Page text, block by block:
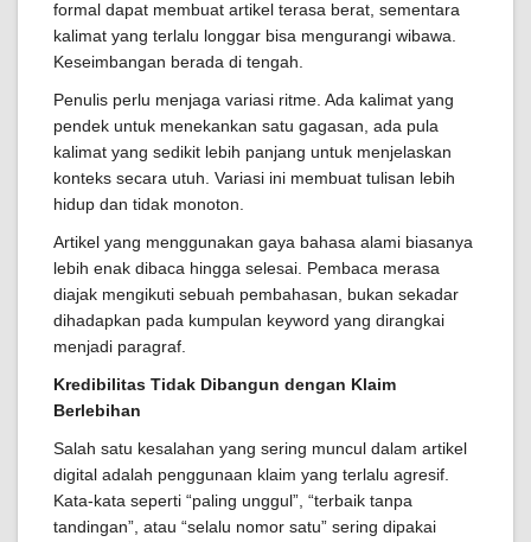
formal dapat membuat artikel terasa berat, sementara
kalimat yang terlalu longgar bisa mengurangi wibawa.
Keseimbangan berada di tengah.
Penulis perlu menjaga variasi ritme. Ada kalimat yang
pendek untuk menekankan satu gagasan, ada pula
kalimat yang sedikit lebih panjang untuk menjelaskan
konteks secara utuh. Variasi ini membuat tulisan lebih
hidup dan tidak monoton.
Artikel yang menggunakan gaya bahasa alami biasanya
lebih enak dibaca hingga selesai. Pembaca merasa
diajak mengikuti sebuah pembahasan, bukan sekadar
dihadapkan pada kumpulan keyword yang dirangkai
menjadi paragraf.
Kredibilitas Tidak Dibangun dengan Klaim
Berlebihan
Salah satu kesalahan yang sering muncul dalam artikel
digital adalah penggunaan klaim yang terlalu agresif.
Kata-kata seperti “paling unggul”, “terbaik tanpa
tandingan”, atau “selalu nomor satu” sering dipakai